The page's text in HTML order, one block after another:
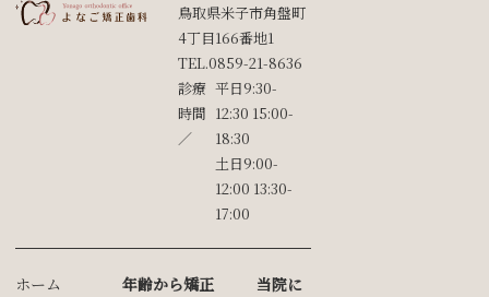
鳥取県米子市角盤町
4丁目166番地1
TEL.0859-21-8636
診療
時間
／
平⽇9:30-
12:30 15:00-
18:30
⼟日9:00-
12:00 13:30-
17:00
ホーム
年齢から矯正
当院に